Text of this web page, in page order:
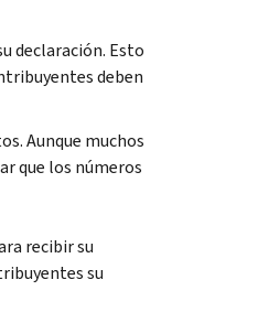
declaración. Esto
deben
Aunque muchos
que los números
recibir su
su